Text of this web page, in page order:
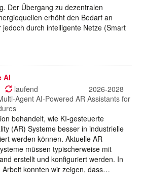
Der Übergang zu dezentralen
erhöht den Bedarf an
jedoch durch intelligente Netze (Smart
AI
laufend
2026-2028
Agent AI-Powered AR Assistants for
behandelt, wie KI-gesteuerte
(AR) Systeme besser in industrielle
werden können. Aktuelle AR
müssen typischerweise mit
erstellt und konfiguriert werden. In
Arbeit konnten wir zeigen, dass…